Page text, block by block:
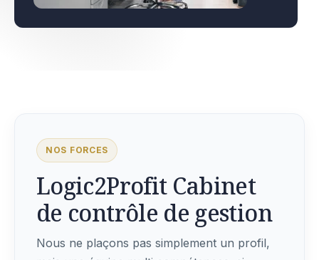
NOS FORCES
Logic2Profit Cabinet
de contrôle de gestion
Nous ne plaçons pas simplement un profil,